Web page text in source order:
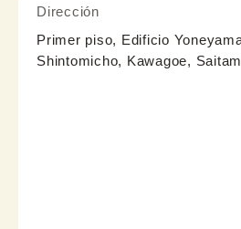
Dirección
Primer piso, Edificio
Shintomicho, Kawagoe,